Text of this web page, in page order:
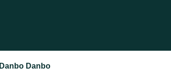
Danbo Danbo